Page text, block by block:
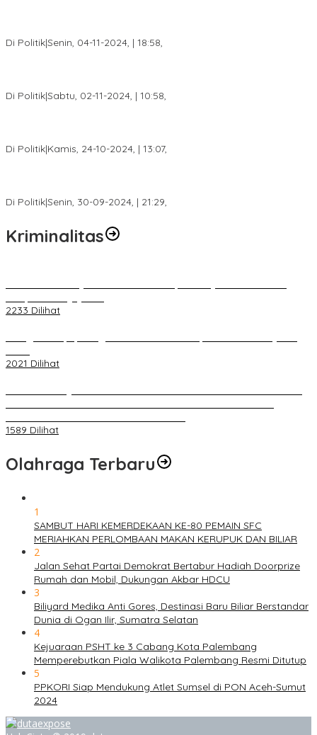
Di Politik|Senin, 04-11-2024, | 18:58,
Di Politik|Sabtu, 02-11-2024, | 10:58,
Di Politik|Kamis, 24-10-2024, | 13:07,
Di Politik|Senin, 30-09-2024, | 21:29,
Kriminalitas
2233 Dilihat
2021 Dilihat
1589 Dilihat
Olahraga Terbaru
1
SAMBUT HARI KEMERDEKAAN KE-80 PEMAIN SFC
MERIAHKAN PERLOMBAAN MAKAN KERUPUK DAN BILIAR
2
Jalan Sehat Partai Demokrat Bertabur Hadiah Doorprize
Rumah dan Mobil, Dukungan Akbar HDCU
3
Biliyard Medika Anti Gores, Destinasi Baru Biliar Berstandar
Dunia di Ogan Ilir, Sumatra Selatan
4
Kejuaraan PSHT ke 3 Cabang Kota Palembang
Memperebutkan Piala Walikota Palembang Resmi Ditutup
5
PPKORI Siap Mendukung Atlet Sumsel di PON Aceh-Sumut
2024